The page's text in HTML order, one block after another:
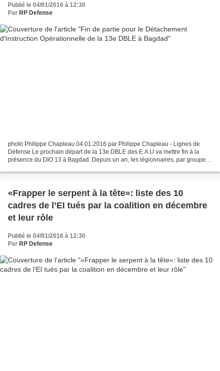
Publié le 04/01/2016 à 12:30
Par RP Defense
photo Philippe Chapleau 04.01.2016 par Philippe Chapleau - Lignes de
Défense Le prochain départ de la 13e DBLE des E.A.U va mettre fin à la
présence du DIO 13 à Bagdad. Depuis un an, les légionnaires, par groupe
«Frapper le serpent à la tête»: liste des 10
cadres de l’EI tués par la coalition en décembre
et leur rôle
Publié le 04/01/2016 à 12:30
Par RP Defense